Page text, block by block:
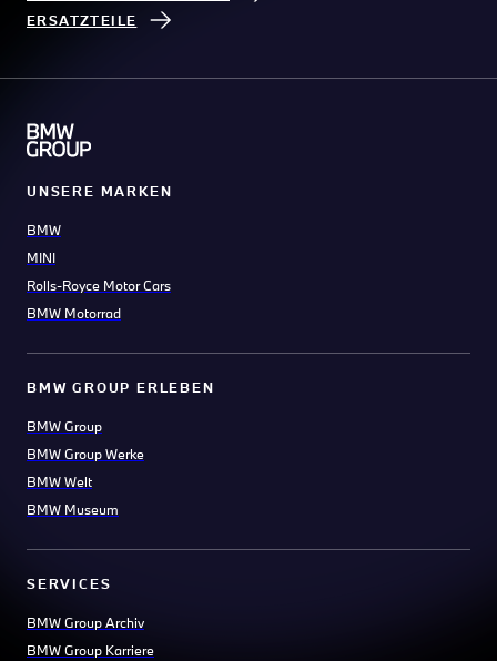
ERSATZTEILE
UNSERE MARKEN
BMW
MINI
Rolls-Royce Motor Cars
BMW Motorrad
BMW GROUP ERLEBEN
BMW Group
BMW Group Werke
BMW Welt
BMW Museum
SERVICES
BMW Group Archiv
BMW Group Karriere